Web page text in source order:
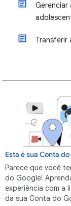
Gerenciar
Transferir
Esta é sua Conta
Parece que você
do Google!
experiência com a
da sua Conta do